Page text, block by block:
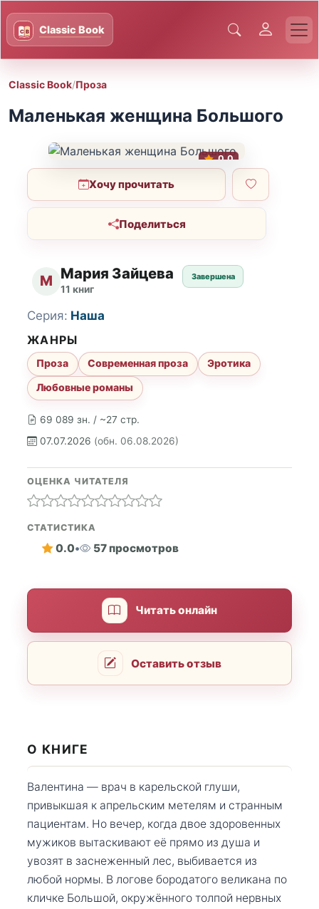
Classic Book/Проза
Маленькая женщина Большого
0.0
Хочу прочитать
Поделиться
М Мария Зайцева
11 книг
Завершена
69 089 зн. / ~27 стр.
07.07.2026 (обн. 06.08.2026)
Серия: Наша
ЖАНРЫ
Проза Современная проза
Эротика
Любовные романы
ОЦЕНКА ЧИТАТЕЛЯ
СТАТИСТИКА
0.0• 57 просмотров
Читать онлайн
Оставить отзыв
О КНИГЕ
Валентина — врач в карельской глуши,
привыкшая к апрельским метелям и странным
пациентам. Но вечер, когда двое здоровенных
мужиков вытаскивают её прямо из душа и
увозят в заснеженный лес, выбивается из
любой нормы. В логове бородатого великана по
кличке Большой, окружённого толпой нервных